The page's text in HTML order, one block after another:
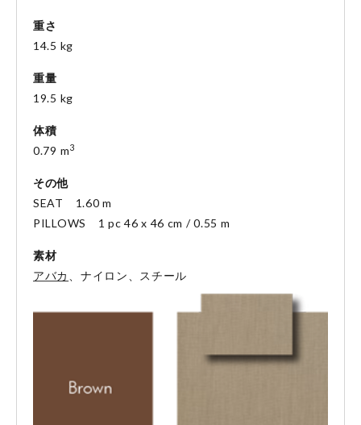
重さ
14.5 kg
重量
19.5 kg
体積
0.79 m3
その他
SEAT 1.60 m
PILLOWS 1 pc 46 x 46 cm / 0.55 m
素材
アバカ
、ナイロン、スチール